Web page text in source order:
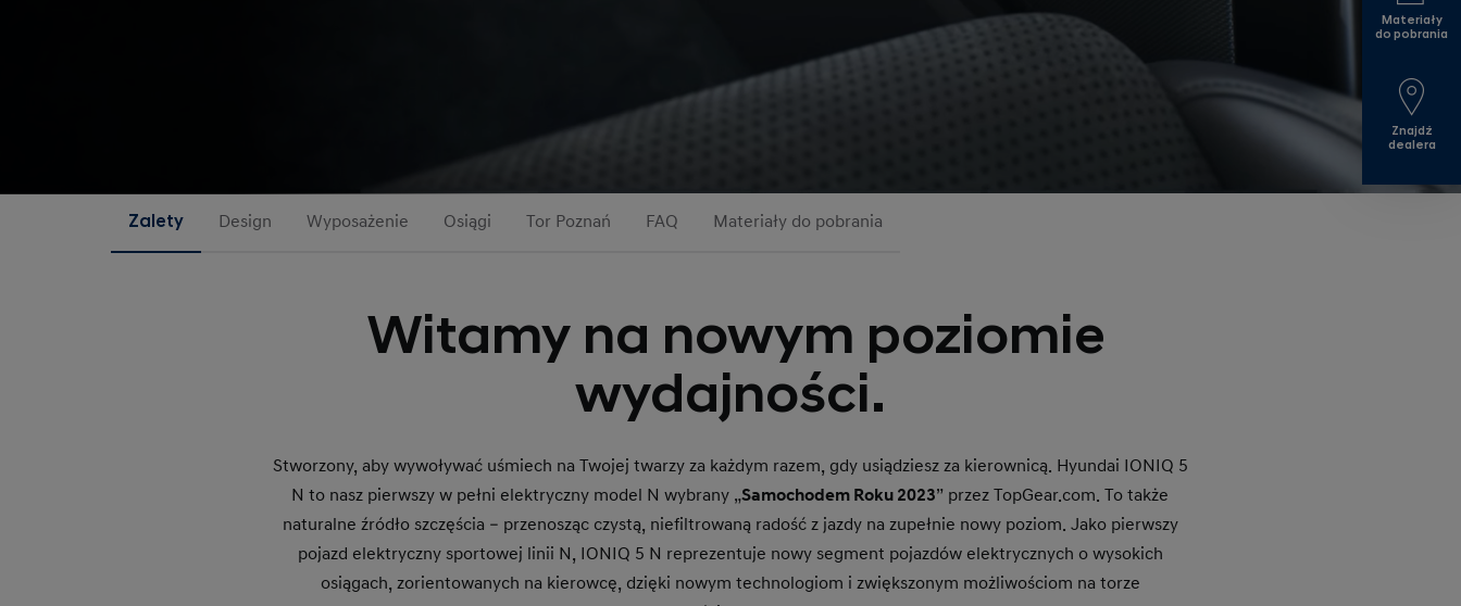
Zalety Design Wyposażenie Osiągi Tor Poznań FAQ Materiały do pobrania
Witamy na nowym poziomie
wydajności.
Stworzony, aby wywoływać uśmiech na Twojej twarzy za każdym razem, gdy usiądziesz za kierownicą. Hyundai IONIQ 5
N to nasz pierwszy w pełni elektryczny model N wybrany „Samochodem Roku 2023” przez TopGear.com. To także
naturalne źródło szczęścia – przenosząc czystą, niefiltrowaną radość z jazdy na zupełnie nowy poziom. Jako pierwszy
pojazd elektryczny sportowej linii N, IONIQ 5 N reprezentuje nowy segment pojazdów elektrycznych o wysokich
osiągach, zorientowanych na kierowcę, dzięki nowym technologiom i zwiększonym możliwościom na torze
Materiały
do pobrania
Znajdź
dealera